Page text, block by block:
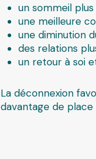
un sommeil
une meilleure
une diminution
des relations
un retour à soi
La déconnexion
davantage de place